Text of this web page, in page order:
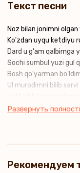
Текст песни
Noz bilan jonimni
Ko'zdan uyqu ketdiyu
Dard u g'am qalbimga
Sochi sumbul yuzi gul
Bosh qo'yarman
Ul murodimni bilib
Ahdi yolg'on sevgiliim
Развернуть
Рекомендуем